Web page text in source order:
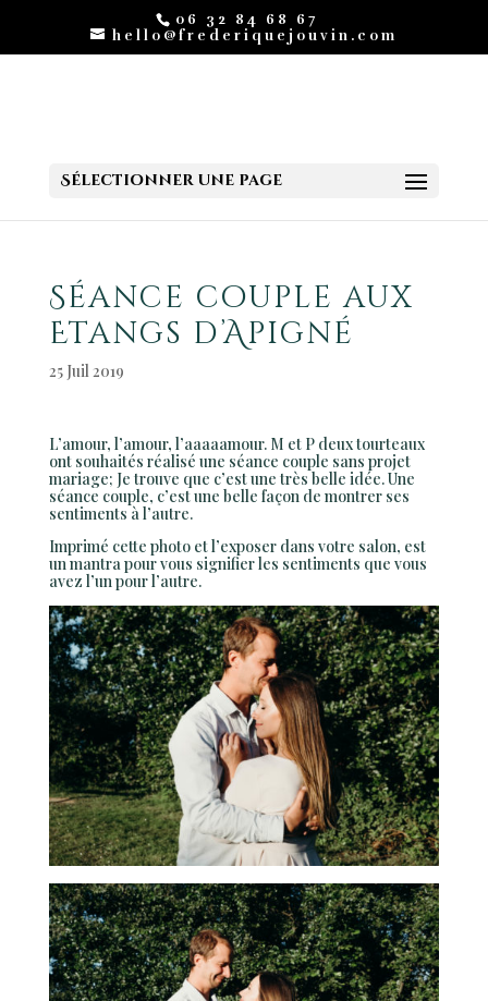
06 32 84 68 67
hello@frederiquejouvin.com
Sélectionner une page
Séance couple aux
Etangs d’Apigné
25 Juil 2019
L’amour, l’amour, l’aaaaamour. M et P deux tourteaux
ont souhaités réalisé une séance couple sans projet
mariage; Je trouve que c’est une très belle idée. Une
séance couple, c’est une belle façon de montrer ses
sentiments à l’autre.
Imprimé cette photo et l’exposer dans votre salon, est
un mantra pour vous signifier les sentiments que vous
avez l’un pour l’autre.